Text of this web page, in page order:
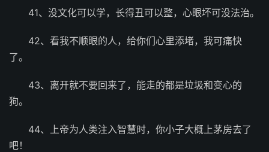
41、没文化可以学，长得丑可以整，心眼坏可没法治。
42、看我不顺眼的人，给你们心里添堵，我可痛快
了。
43、离开就不要回来了，能走的都是垃圾和变心的
狗。
44、上帝为人类注入智慧时，你小子大概上茅房去了
吧！